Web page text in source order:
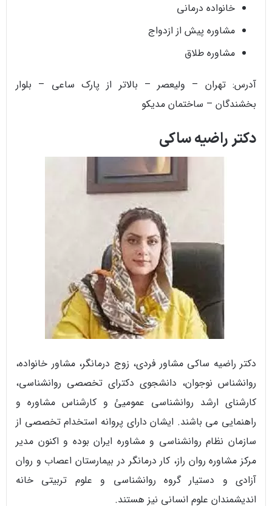
خانواده درمانی
مشاوره پیش از ازدواج
مشاوره طلاق
آدرس: تهران – ولیعصر – بالاتر از پارک ساعی – بلوار
بخشندگان – ساختمان مدیکو
دکتر راضیه ساکی
دکتر راضیه ساکی مشاور فردی، زوج درمانگر، مشاور خانواده،
روانشناس نوجوان، دانشجوی دکترای تخصصی روانشناسی،
کارشنای ارشد روانشناسی عمومیئ و کارشناس مشاوره و
راهنمایی می باشند. ایشان دارای پروانه استخدام تخصصی از
سازمان نظام روانشناسی و مشاوره ایران بوده و اکنون مدیر
مرکز مشاوره روان راز، کار درمانگر در بیمارستان اعصاب و روان
آزادی و دستیار گروه روانشناسی و علوم تربیتی خانه
اندیشمندان علوم انسانی نیز هستند.